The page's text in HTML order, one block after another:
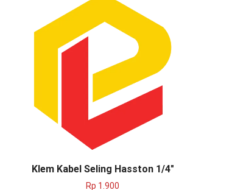
Klem Kabel Seling Hasston 1/4″
Rp 1.900